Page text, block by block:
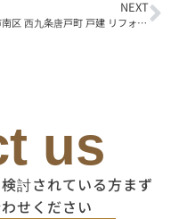
NEXT
京都市南区 西九条唐戸町 戸建 リフォーム工事完了
us
討されている方まず
せください